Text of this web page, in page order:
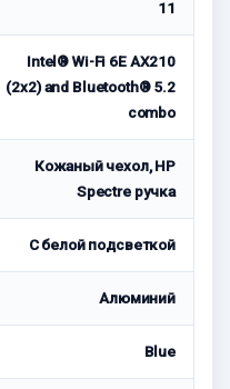
11
Intel® Wi-Fi 6E AX210
(2x2) and Bluetooth® 5.2
combo
Кожаный чехол, HP
Spectre ручка
С белой подсветкой
Алюминий
Blue